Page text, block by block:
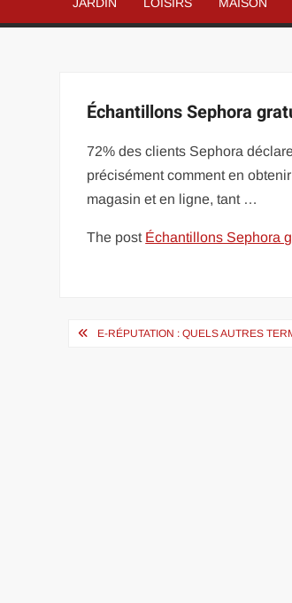
Échantillons Sephora
72% des clients Sephora
précisément comment en
magasin et en ligne, tant …
The post Échantillons Sephora
Navigation
E-RÉPUTATION : QUELS AUTRES